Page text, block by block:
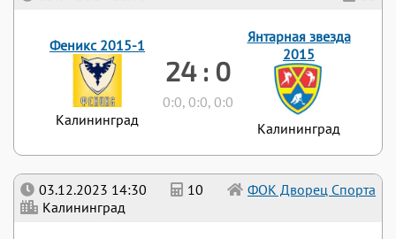
03.12.2023 14:30 10
ФОК Дворец Спорта
Калининград
Феникс 2015-1
Калининград
24 : 0
0:0, 0:0, 0:0
Янтарная звезда
2015
Калининград